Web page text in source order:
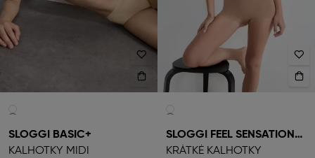
SLOGGI BASIC+
KALHOTKY MIDI
SLOGGI FEEL SENSATIONAL
KRÁTKÉ KALHOTKY